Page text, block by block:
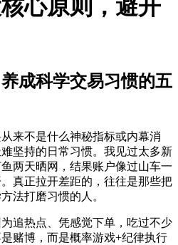
心原则，避开
成科学交易习惯的五
来不是什么神秘指标或内幕消
坚持的日常习惯。我见过太多新
两天晒网，结果账户像过山车一
真正拉开差距的，往往是那些把
法打磨习惯的人。
追热点、凭感觉下单，吃过不少
赌博，而是概率游戏+纪律执行